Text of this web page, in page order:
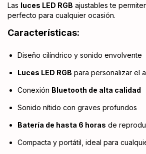
Las luces LED RGB ajustables te
perfecto para cualquier ocasión.
Características:
Diseño cilíndrico y sonido envolvente
Luces LED RGB para personalizar el
Conexión Bluetooth de alta calidad
Sonido nítido con graves profundos
Batería de hasta 6 horas de
Compacta y portátil, ideal para